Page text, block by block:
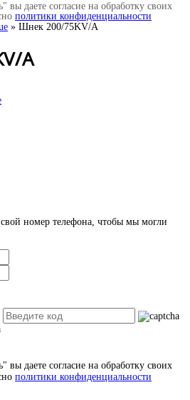
даете согласие на обработку своих
политики конфиденциальности
» Шнек 200/75KV/A
A
номер телефона, чтобы мы могли
даете согласие на обработку своих
политики конфиденциальности